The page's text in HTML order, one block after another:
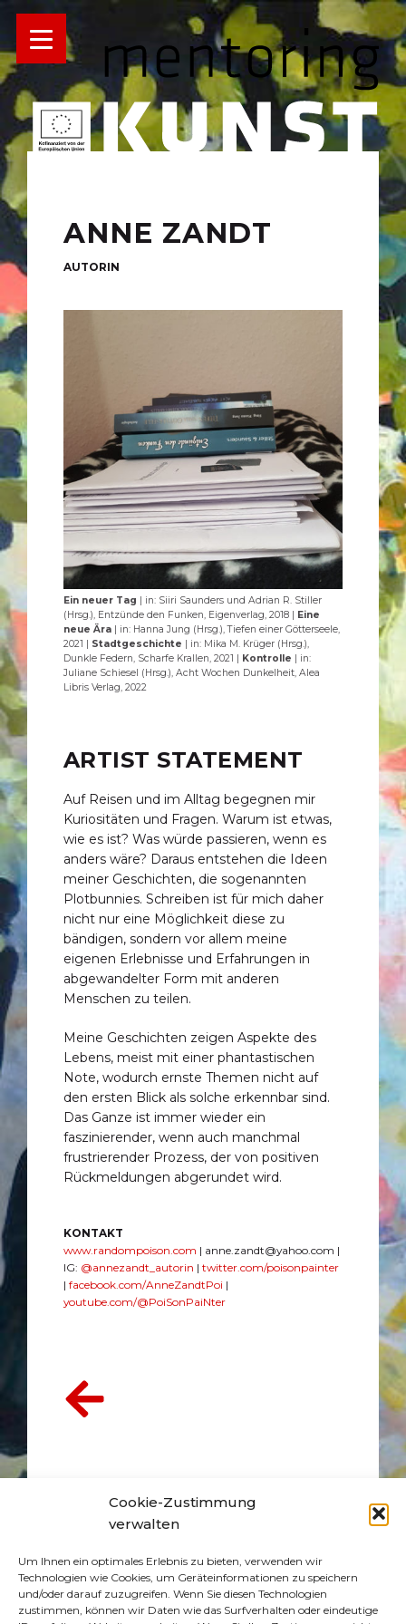
Cookie-Zustimmung
verwalten
Um Ihnen ein optimales Erlebnis zu bieten, verwenden wir
Technologien wie Cookies, um Geräteinformationen zu speichern
und/oder darauf zuzugreifen. Wenn Sie diesen Technologien
zustimmen, können wir Daten wie das Surfverhalten oder eindeutige
ANNE ZANDT
AUTORIN
Ein neuer Tag | in: Siiri Saunders und Adrian R. Stiller
(Hrsg.), Entzünde den Funken, Eigenverlag, 2018 | Eine
neue Ära | in: Hanna Jung (Hrsg.), Tiefen einer Götterseele,
2021 | Stadtgeschichte | in: Mika M. Krüger (Hrsg.),
Dunkle Federn, Scharfe Krallen, 2021 | Kontrolle | in:
Juliane Schiesel (Hrsg.), Acht Wochen Dunkelheit, Alea
Libris Verlag, 2022
ARTIST STATEMENT
Auf Reisen und im Alltag begegnen mir
Kuriositäten und Fragen. Warum ist etwas,
wie es ist? Was würde passieren, wenn es
anders wäre? Daraus entstehen die Ideen
meiner Geschichten, die sogenannten
Plotbunnies. Schreiben ist für mich daher
nicht nur eine Möglichkeit diese zu
bändigen, sondern vor allem meine
eigenen Erlebnisse und Erfahrungen in
abgewandelter Form mit anderen
Menschen zu teilen.
Meine Geschichten zeigen Aspekte des
Lebens, meist mit einer phantastischen
Note, wodurch ernste Themen nicht auf
den ersten Blick als solche erkennbar sind.
Das Ganze ist immer wieder ein
faszinierender, wenn auch manchmal
frustrierender Prozess, der von positiven
Rückmeldungen abgerundet wird.
KONTAKT
www.randompoison.com | anne.zandt@yahoo.com |
IG: @annezandt_autorin | twitter.com/poisonpainter
| facebook.com/AnneZandtPoi |
youtube.com/@PoiSonPaiNter